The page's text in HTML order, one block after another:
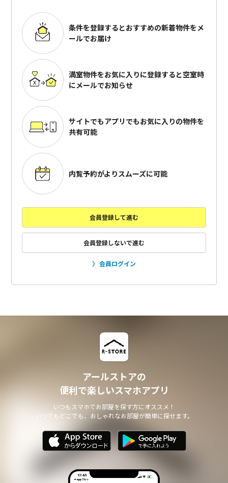
条件を登録するとおすすめの新着物件をメ
ールでお届け
満室物件をお気に入りに登録すると空室時
にメールでお知らせ
サイトでもアプリでもお気に入りの物件を
共有可能
内覧予約がよりスムーズに可能
会員登録して進む
会員登録しないで進む
会員ログイン
アールストアの
便利で楽しいスマホアプリ
いつもスマホでお部屋を探す方にオススメ！
いつでもどこでも、おしゃれなお部屋が簡単に探せます。